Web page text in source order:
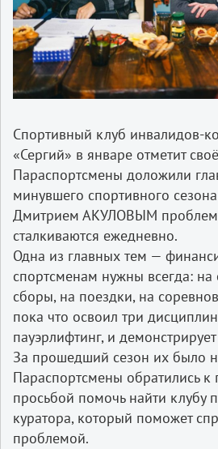
Спортивный клуб инвалидов-
«Сергий» в январе отметит
Параспортсмены доложили
минувшего спортивного
Дмитрием АКУЛОВЫМ
сталкиваются ежедневно.
Одна из главных тем —
спортсменам нужны всегда: на
сборы, на поездки, на
пока что освоил три
пауэрлифтинг, и
За прошедший сезон их было
Параспортсмены обратились к
просьбой помочь найти клубу
куратора, который поможет
проблемой.